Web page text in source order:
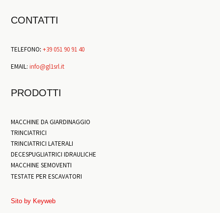
CONTATTI
TELEFONO: +39 051 90 91 40
EMAIL:info@gl1srl.it
PRODOTTI
MACCHINE DA GIARDINAGGIO
TRINCIATRICI
TRINCIATRICI LATERALI
DECESPUGLIATRICI IDRAULICHE
MACCHINE SEMOVENTI
TESTATE PER ESCAVATORI
Sito by Keyweb